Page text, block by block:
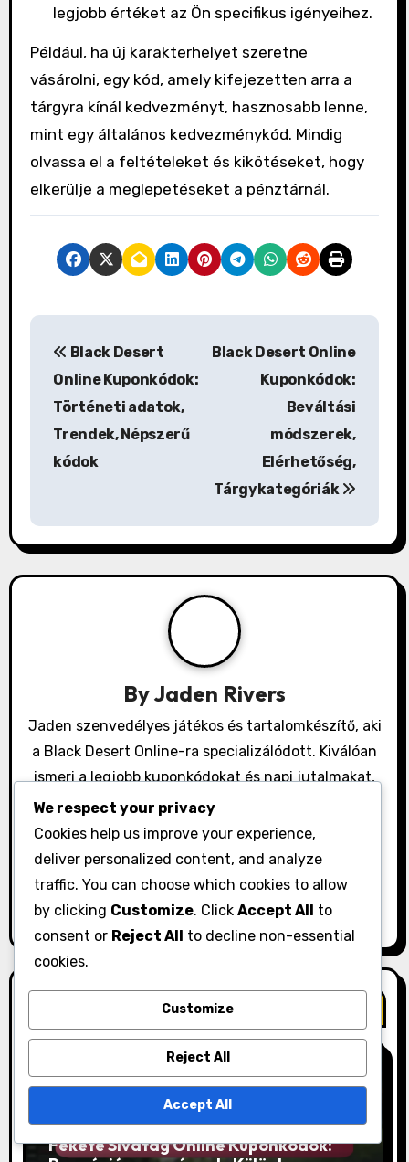
legjobb értéket az Ön specifikus igényeihez.
Például, ha új karakterhelyet szeretne
vásárolni, egy kód, amely kifejezetten arra a
tárgyra kínál kedvezményt, hasznosabb lenne,
mint egy általános kedvezménykód. Mindig
olvassa el a feltételeket és kikötéseket, hogy
elkerülje a meglepetéseket a pénztárnál.
P
a
v
i
o
n
Black Desert
Online Kuponkódok:
Történeti adatok,
Trendek, Népszerű
kódok
Black Desert Online
Kuponkódok:
Beváltási
módszerek,
Elérhetőség,
Tárgykategóriák
ByJaden Rivers
Jaden szenvedélyes játékos és tartalomkészítő, aki
a Black Desert Online-ra specializálódott. Kiválóan
ismeri a legjobb kuponkódokat és napi jutalmakat,
így segít a játékosoknak maximalizálni a
játékélményüket. Amikor éppen nem a BDO
hatalmas világát fedezi fel, Jaden szívesen
streamel a Twitch-en, és megosztja tippjeit más
kalandorokkal.
Related Post
Kuponkód igénylések
Fekete Sivatag Online Kuponkódok:
We respect your privacy
Cookies help us improve your experience,
deliver personalized content, and analyze
traffic. You can choose which cookies to allow
by clicking Customize. Click Accept All to
consent or Reject All to decline non-essential
cookies.
Customize
Reject All
Accept All